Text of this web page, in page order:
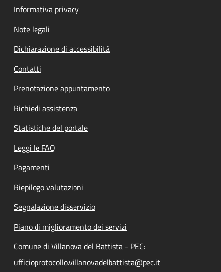
Informativa privacy
Note legali
Dichiarazione di accessibilità
Contatti
Prenotazione appuntamento
Richiedi assistenza
Statistiche del portale
Leggi le FAQ
Pagamenti
Riepilogo valutazioni
Segnalazione disservizio
Piano di miglioramento dei servizi
Comune di Villanova del Battista - PEC:
ufficioprotocollo.villanovadelbattista@pec.it